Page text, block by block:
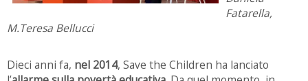
Fatarella,
M.Teresa Bellucci
Dieci anni fa, nel 2014, Save the Children ha lanciato